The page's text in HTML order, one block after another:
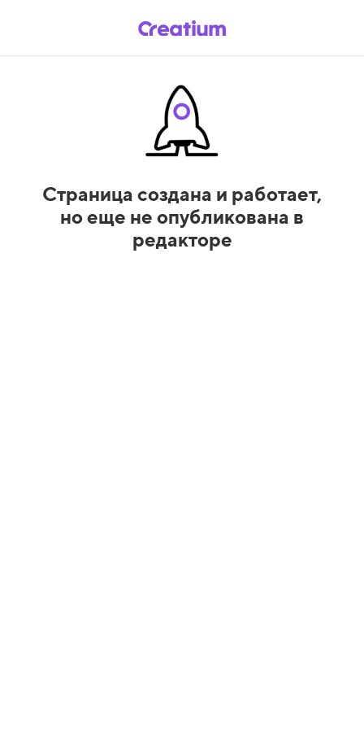
Страница создана и работает,
но еще не опубликована в
редакторе